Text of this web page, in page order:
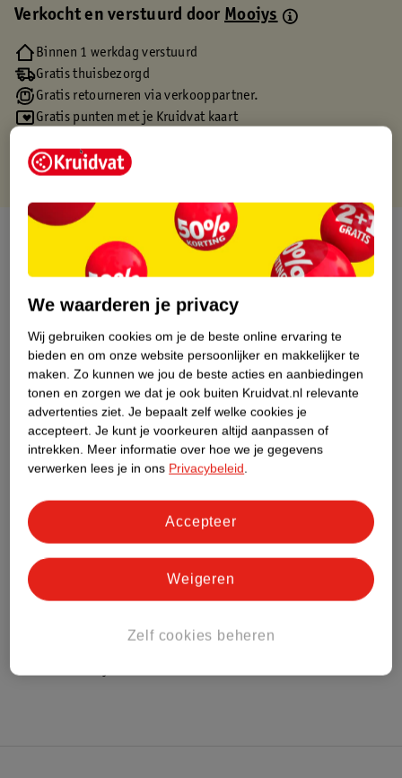
Verkocht en verstuurd doorMooiys
Binnen 1 werkdag verstuurd
Gratis thuisbezorgd
Gratis retourneren via verkooppartner.
Gratis punten met je Kruidvat kaart
Over dit product
Productinformatie
Etiketinformatie
Nature Impact Score
Dit product heeft (nog) geen Nature
Impact Score.
Meer informatie
Bestel & Bezorginformatie
Bekijk ook
Alle Driewielers
Hoe controleren wij de reviews?
We waarderen je privacy
Wij gebruiken cookies om je de beste online ervaring te
bieden en om onze website persoonlijker en makkelijker te
maken. Zo kunnen we jou de beste acties en aanbiedingen
tonen en zorgen we dat je ook buiten Kruidvat.nl relevante
advertenties ziet. Je bepaalt zelf welke cookies je
accepteert. Je kunt je voorkeuren altijd aanpassen of
intrekken. Meer informatie over hoe we je gegevens
verwerken lees je in ons Privacybeleid.
Zelf cookies beheren
Weigeren
Accepteer